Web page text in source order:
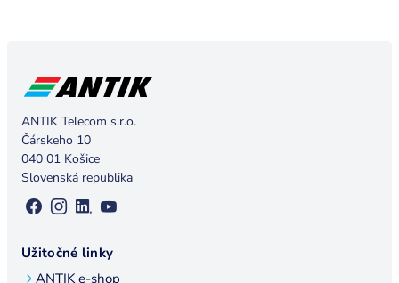
ANTIK Telecom s.r.o.
Čárskeho 10
040 01 Košice
Slovenská republika
Užitočné linky
ANTIK e-shop